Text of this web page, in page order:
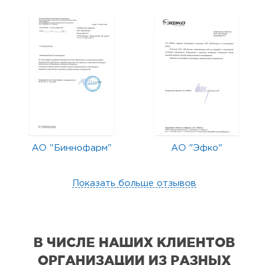
АО "Биннофарм" АО "Эфко"
Показать больше отзывов
В ЧИСЛЕ НАШИХ КЛИЕНТОВ
ОРГАНИЗАЦИИ ИЗ РАЗНЫХ